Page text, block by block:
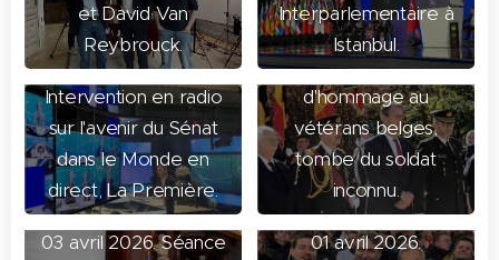
et David Van
Reybrouck.
Interparlementaire à
Istanbul.
15 avril 2026.
Intervention en radio
sur l'avenir du Sénat
dans le Monde en
direct, La Première.
07 avril 2026.
Cérémonie
d'hommage au
vétérans belges,
tombe du soldat
inconnu.
03 avril 2026. Séance
01 avril 2026.